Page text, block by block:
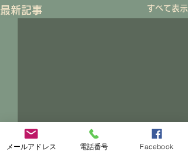
最新記事 すべて表示
メールアドレス 電話番号 Facebook